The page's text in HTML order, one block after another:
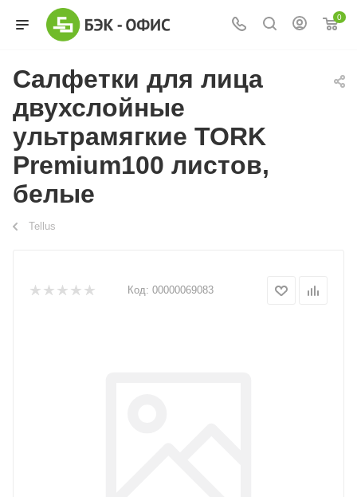
0
Салфетки для лица
двухслойные
ультрамягкие TORK
Premium100 листов,
белые
Tellus
Код: 00000069083